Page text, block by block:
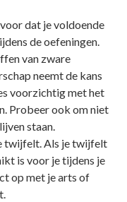
dat je voldoende
de oefeningen.
van zware
neemt de kans
voorzichtig met het
Probeer ook om niet
staan.
twijfelt. Als je twijfelt
is voor je tijdens je
op met je arts of